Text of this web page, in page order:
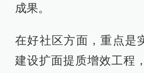
成果。
在好社区方面，重点是
建设扩面提质增效工程